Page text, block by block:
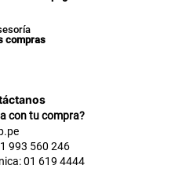
compras
con tu compra?
993 560 246
01 619 4444